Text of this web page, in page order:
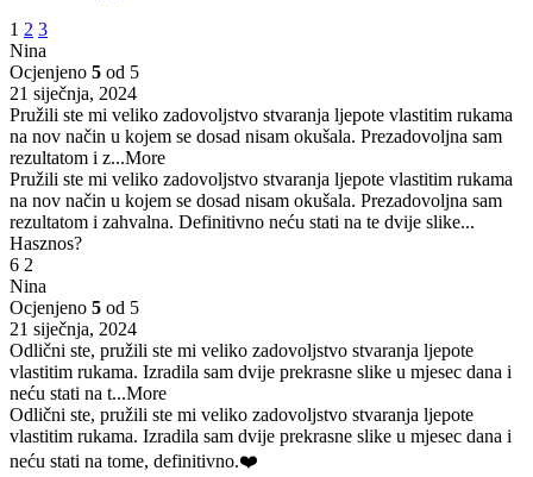
1 2 3
Nina
Ocjenjeno 5 od 5
21 siječnja, 2024
Pružili ste mi veliko zadovoljstvo stvaranja ljepote vlastitim rukama
na nov način u kojem se dosad nisam okušala. Prezadovoljna sam
rezultatom i z...More
Pružili ste mi veliko zadovoljstvo stvaranja ljepote vlastitim rukama
na nov način u kojem se dosad nisam okušala. Prezadovoljna sam
rezultatom i zahvalna. Definitivno neću stati na te dvije slike...
Hasznos?
6 2
Nina
Ocjenjeno 5 od 5
21 siječnja, 2024
Odlični ste, pružili ste mi veliko zadovoljstvo stvaranja ljepote
vlastitim rukama. Izradila sam dvije prekrasne slike u mjesec dana i
neću stati na t...More
Odlični ste, pružili ste mi veliko zadovoljstvo stvaranja ljepote
vlastitim rukama. Izradila sam dvije prekrasne slike u mjesec dana i
neću stati na tome, definitivno.❤️